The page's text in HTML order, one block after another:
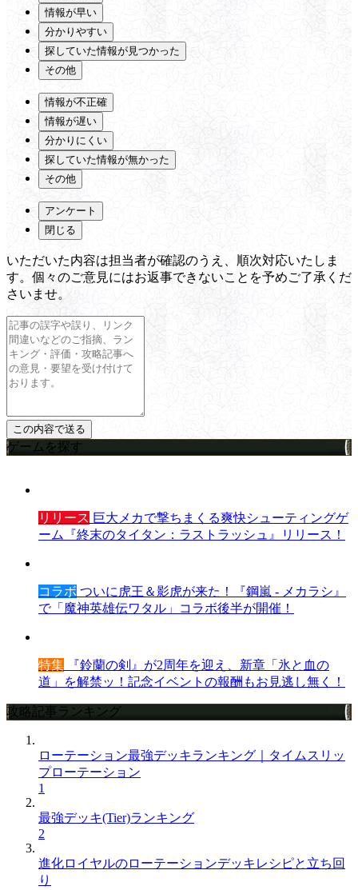
情報が早い
分かりやすい
探していた情報が見つかった
その他
情報が不正確
情報が遅い
分かりにくい
探していた情報が無かった
その他
アンケート
閉じる
いただいた内容は担当者が確認のうえ、順次対応いたしま
す。個々のご意見にはお返事できないことを予めご了承くだ
さいませ。
ゲームを探す
リリース 巨大メカで撃ちまくる爽快シューティングゲ
ーム『終末のタイタン：ラストラッシュ』リリース！
コラボ ついに虎王＆影虎が来た！『鋼嵐 - メカラシ』
で「魔神英雄伝ワタル」コラボ後半が開催！
特集 『鈴蘭の剣』が2周年を迎え、新章「氷と血の
道」を解禁ッ！記念イベントの報酬もお見逃し無く！
攻略記事ランキング
ローテーション最強デッキランキング｜タイムスリッ
プローテーション
1
最強デッキ(Tier)ランキング
2
進化ロイヤルのローテーションデッキレシピと立ち回
り